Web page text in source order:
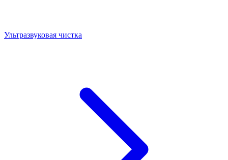
Ультразвуковая чистка